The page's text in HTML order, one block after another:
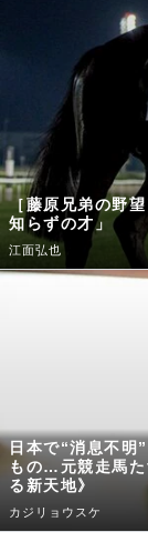
［藤原兄弟の野
知らずの才」
江面弘也
日本で“消息不明
もの…元競走馬た
る新天地》
カジリョウスケ